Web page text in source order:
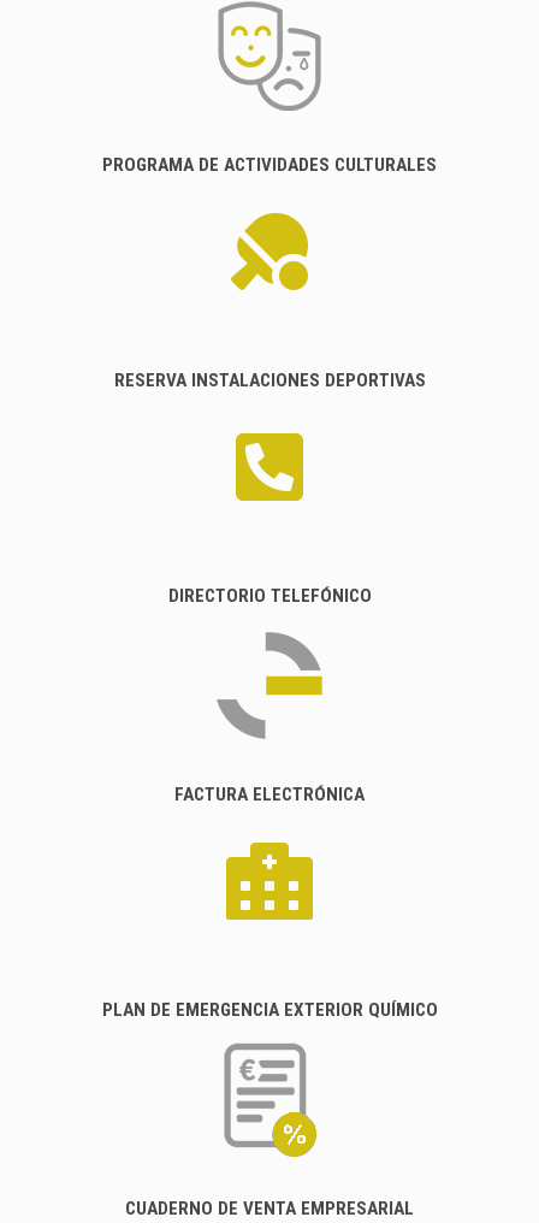
PROGRAMA DE ACTIVIDADES CULTURALES
RESERVA INSTALACIONES DEPORTIVAS
DIRECTORIO TELEFÓNICO
FACTURA ELECTRÓNICA
PLAN DE EMERGENCIA EXTERIOR QUÍMICO
CUADERNO DE VENTA EMPRESARIAL